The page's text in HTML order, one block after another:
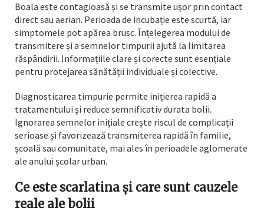
Boala este contagioasă și se transmite ușor prin contact
direct sau aerian. Perioada de incubație este scurtă, iar
simptomele pot apărea brusc. Înțelegerea modului de
transmitere și a semnelor timpurii ajută la limitarea
răspândirii. Informațiile clare și corecte sunt esențiale
pentru protejarea sănătății individuale și colective.
Diagnosticarea timpurie permite inițierea rapidă a
tratamentului și reduce semnificativ durata bolii.
Ignorarea semnelor inițiale crește riscul de complicații
serioase și favorizează transmiterea rapidă în familie,
școală sau comunitate, mai ales în perioadele aglomerate
ale anului școlar urban.
Ce este scarlatina și care sunt cauzele
reale ale bolii